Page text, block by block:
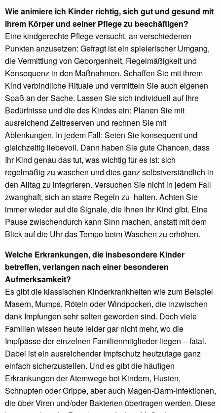
Wie animiere ich Kinder richtig, sich gut und gesund mit
ihrem Körper und seiner Pflege zu beschäftigen?
Eine kindgerechte Pflege versucht, an verschiedenen
Punkten anzusetzen: Gefragt ist ein spielerischer Umgang,
die Vermittlung von Geborgenheit, Regelmäßigkeit und
Konsequenz in den Maßnahmen. Schaffen Sie mit ihrem
Kind verbindliche Rituale und vermitteln Sie auch eigenen
Spaß an der Sache. Lassen Sie sich individuell auf Ihre
Bedürfnisse und die des Kindes ein: Planen Sie mit
ausreichend Zeitreserven und rechnen Sie mit
Ablenkungen. In jedem Fall: Seien Sie konsequent und
gleichzeitig liebevoll. Dann haben Sie gute Chancen, dass
Ihr Kind genau das tut, was wichtig für es ist: sich
regelmäßig zu waschen und dies ganz selbstverständlich in
den Alltag zu integrieren. Versuchen Sie nicht in jedem Fall
zwanghaft, sich an starre Regeln zu halten. Achten Sie
immer wieder auf die Signale, die Ihnen Ihr Kind gibt. Eine
Pause zwischendurch kann Sinn machen, anstatt mit dem
Blick auf die Uhr das Tempo beim Waschen zu erhöhen.
Welche Erkrankungen, die insbesondere Kinder
betreffen, verlangen nach einer besonderen
Aufmerksamkeit?
Es gibt die klassischen Kinderkrankheiten wie zum Beispiel
Masern, Mumps, Röteln oder Windpocken, die inzwischen
dank Impfungen sehr selten geworden sind. Doch viele
Familien wissen heute leider gar nicht mehr, wo die
Impfpässe der einzelnen Familienmitglieder liegen – fatal.
Dabei ist ein ausreichender Impfschutz heutzutage ganz
einfach sicherzustellen. Und es gibt die häufigen
Erkrankungen der Atemwege bei Kindern, Husten,
Schnupfen oder Grippe, aber auch Magen-Darm-Infektionen,
die über Viren und/oder Bakterien übertragen werden. Diese